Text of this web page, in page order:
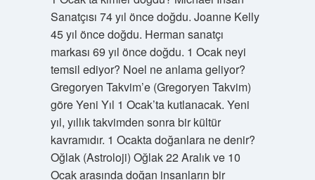
Sanatçısı 74 yıl önce doğdu. Joanne Kelly
45 yıl önce doğdu. Herman sanatçı
markası 69 yıl önce doğdu. 1 Ocak neyi
temsil ediyor? Noel ne anlama geliyor?
Gregoryen Takvim’e (Gregoryen Takvim)
göre Yeni Yıl 1 Ocak’ta kutlanacak. Yeni
yıl, yıllık takvimden sonra bir kültür
kavramıdır. 1 Ocakta doğanlara ne denir?
Oğlak (Astroloji) Oğlak 22 Aralık ve 10
Ocak arasında doğan insanların bir